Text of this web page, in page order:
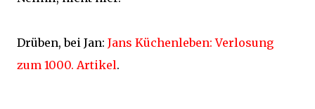
Drüben, bei Jan: Jans Küchenleben: Verlosung
zum 1000. Artikel.